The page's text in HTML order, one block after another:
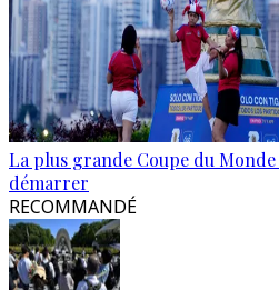
La plus grande Coupe du
démarrer
RECOMMANDÉ